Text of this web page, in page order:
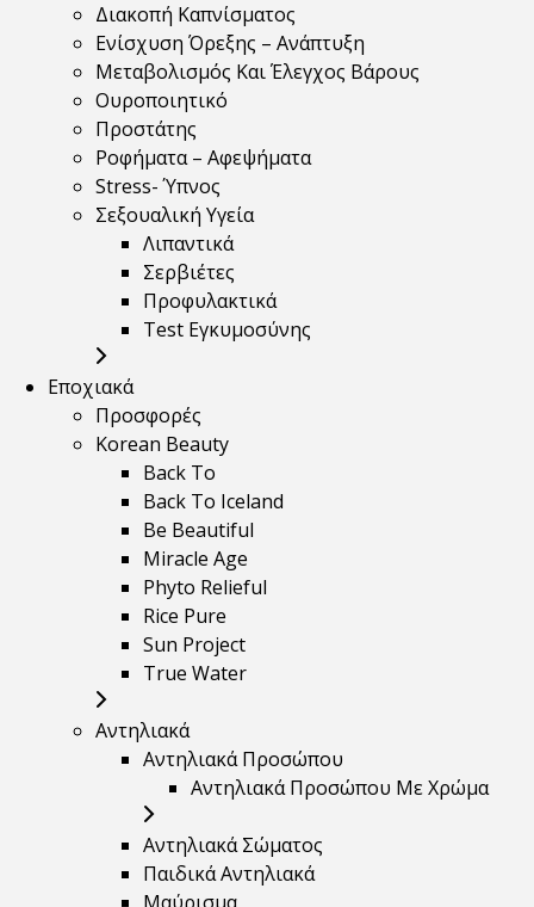
Διακοπή Καπνίσματος
Ενίσχυση Όρεξης – Ανάπτυξη
Μεταβολισμός Και Έλεγχος Βάρους
Ουροποιητικό
Προστάτης
Ροφήματα – Αφεψήματα
Stress- Ύπνος
Σεξουαλική Υγεία
Λιπαντικά
Σερβιέτες
Προφυλακτικά
Test Εγκυμοσύνης
Εποχιακά
Προσφορές
Korean Beauty
Back To
Back To Iceland
Be Beautiful
Miracle Age
Phyto Relieful
Rice Pure
Sun Project
True Water
Αντηλιακά
Αντηλιακά Προσώπου
Αντηλιακά Προσώπου Με Χρώμα
Αντηλιακά Σώματος
Παιδικά Αντηλιακά